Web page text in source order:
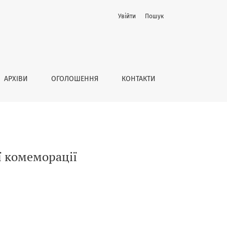
АРХІВИ ОГОЛОШЕННЯ КОНТАКТИ
Увійти Пошук
комеморації